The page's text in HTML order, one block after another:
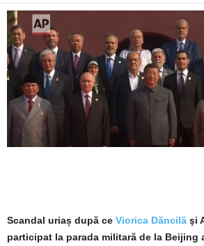
Scandal uriaș după ce Viorica Dăncilă şi
participat la parada militară de la Beijing